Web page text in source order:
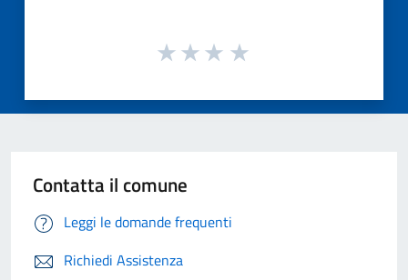
Contatta il comune
Leggi le domande frequenti
Richiedi Assistenza